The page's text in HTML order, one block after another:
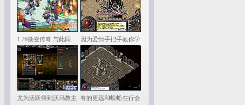
1.76微变传奇,与此同 因为爱情手把手教你学
尤为活跃得到沃玛教主 有的更远和蜈蚣在行会